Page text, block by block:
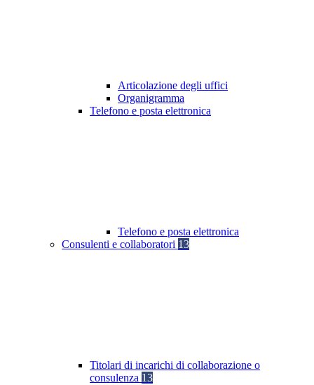
Articolazione degli uffici
Organigramma
Telefono e posta elettronica
Telefono e posta elettronica
Consulenti e collaboratori 13
Titolari di incarichi di collaborazione o
consulenza 13